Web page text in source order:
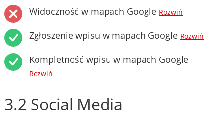
Widoczność w mapach Google Rozwiń
Zgłoszenie wpisu w mapach Google Rozwiń
Kompletność wpisu w mapach Google
Rozwiń
3.2 Social Media